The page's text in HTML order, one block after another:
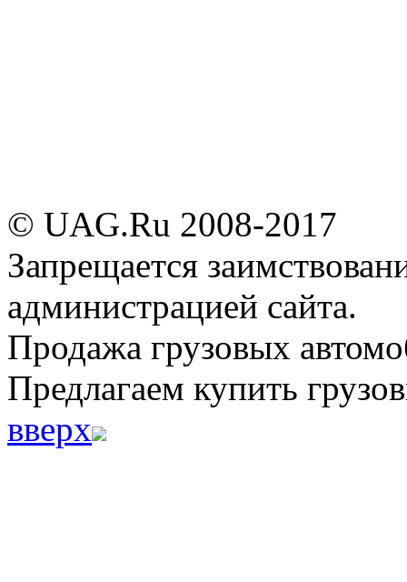
© UAG.Ru 2008-2017
Запрещается
администрацией сайта.
Продажа грузовых
Предлагаем купить
вверх